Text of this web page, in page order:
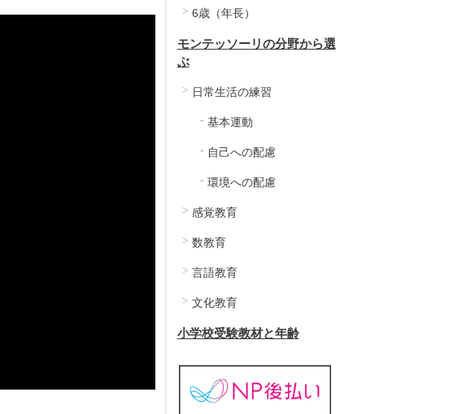
6歳（年長）
モンテッソーリの分野から選
ぶ
日常生活の練習
基本運動
自己への配慮
環境への配慮
感覚教育
数教育
言語教育
文化教育
小学校受験教材と年齢